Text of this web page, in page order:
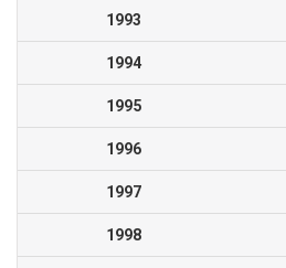
1993
1994
1995
1996
1997
1998